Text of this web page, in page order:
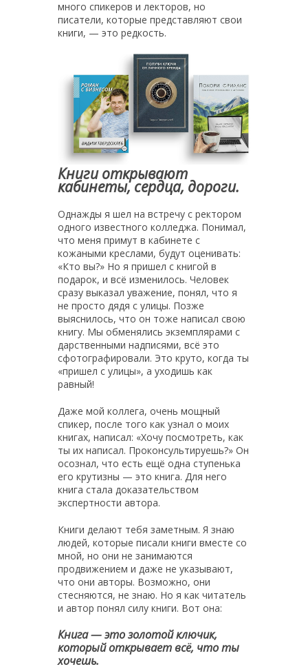
много спикеров и лекторов, но
писатели, которые представляют свои
книги, — это редкость.
Книги открывают
кабинеты, сердца, дороги.
Однажды я шел на встречу с ректором
одного известного колледжа. Понимал,
что меня примут в кабинете с
кожаными креслами, будут оценивать:
«Кто вы?» Но я пришел с книгой в
подарок, и всё изменилось. Человек
сразу выказал уважение, понял, что я
не просто дядя с улицы. Позже
выяснилось, что он тоже написал свою
книгу. Мы обменялись экземплярами с
дарственными надписями, всё это
сфотографировали. Это круто, когда ты
«пришел с улицы», а уходишь как
равный!
Даже мой коллега, очень мощный
спикер, после того как узнал о моих
книгах, написал: «Хочу посмотреть, как
ты их написал. Проконсультируешь?» Он
осознал, что есть ещё одна ступенька
его крутизны — это книга. Для него
книга стала доказательством
экспертности автора.
Книги делают тебя заметным. Я знаю
людей, которые писали книги вместе со
мной, но они не занимаются
продвижением и даже не указывают,
что они авторы. Возможно, они
стесняются, не знаю. Но я как читатель
и автор понял силу книги. Вот она:
Книга — это золотой ключик,
который открывает всё, что ты
хочешь.